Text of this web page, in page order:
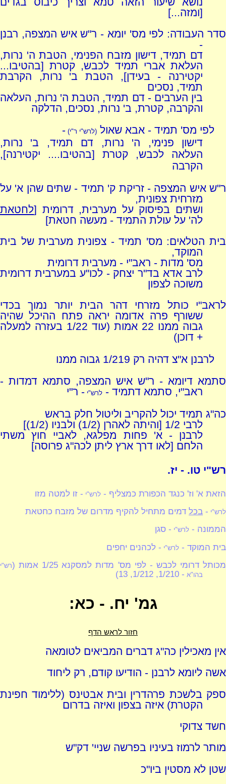
[ומזה...]
סדר העבודה: לפי מס' יומא - ר"ש איש המצפה, רבנן
-
דם תמיד, דישון מזבח הפנימי, הטבת ה' נרות,
העלאת אברי תמיד לכבש, קטרת [בהטיבו...
יקטירנה - בעידן], הטבת ב' נרות, הקרבת
תמיד, נסכים
בין הערבים - דם תמיד, הטבת ה' נרות, העלאה
והקרבה, קטרת, ב' נרות, נסכים, הדלקה
לפי מס' תמיד - אבא שאול(לרש"י ר"י) -
דישון פנימי, ה' נרות, דם תמיד, ב' נרות,
העלאה לכבש, קטרת [בהטיבו.... יקטירנה],
הקרבה
ר"ש איש המצפה - זריקת ק' תמיד - שתים שהן א' על
מזרחית צפונית,
ושתים בפיסוק על מערבית, דרומית [לחטאת
לה' על עולת התמיד - מעשה חטאת]
בית הטלאים: מס' תמיד - צפונית מערבית של בית
המוקד,
מס' מדות - ראב"י - מערבית דרומית
לרב אדא בד"ר יצחק - לכו"ע במערבית דרומית
משוכה לצפון
לראב"י כותל מזרחי דהר הבית יותר נמוך בכדי
ששורף פרה אדומה יראה פתח ההיכל שהיה
גבוה ממנו 22 אמות (עוד 1/22 בעזרה למעלה
+ דוכן)
לרבנן א"צ דהיה רק 1/219 גבוה ממנו
סתמא דיומא - ר"ש איש המצפה, סתמא דמדות -
ראב"י, סתמא דתמיד -לרש"י - ר"י
כה"ג תמיד יכול להקריב וליטול חלק בראש
לרבי 1/2 [והיתה לאהרן (1/2) ולבניו (1/2)]
לרבנן - א' פחות מפלגא, לאביי חוץ משתי
הלחם [לאו דרך ארץ ליתן לכה"ג פרוסה]
רש"י טו. - יז.
הזאת א' וז' כנגד הכפורת כמצליף - לרש"י - זו למטה מזו
לרש"י - בכל דמים מתחיל להקיף מדרום של מזבח כחטאת
הממונה - לרש"י - סגן
בית המוקד - לרש"י - לכהנים יחפים
מכותל דרומי לכבש - לפי מס' מדות למסקנא 1/25 אמות (
רש"י
בהו"א - 1/210, 1/212, 13)
גמ' יח. - כא:
חזור לראש הדף
אין מאכילין כה"ג דברים המביאים לטומאה
אשה ליומא לרבנן - הודיעו קודם, רק ליחוד
ספק בלשכת פרהדרין ובית אבטינס (ללימוד חפינת
הקטרת) איזה בצפון ואיזה בדרום
חשד צדוקי
מותר לרמוז בעיניו בפרשה שניי' דק"ש
שטן לא מסטין ביו"כ